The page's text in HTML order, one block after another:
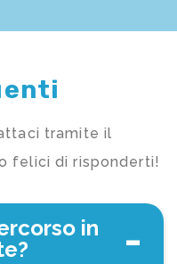
tramite il
felici di risponderti!
in